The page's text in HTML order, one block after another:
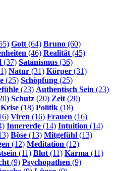
Gott(64) Bruno (60)
(46) Realität(45)
(37) Satanismus (36)
Natur (31) Körper (31)
(25) Schöpfung (25)
(23) Authentisch Sein (23)
Schutz (20) Zeit(20)
Krise (18) Politik (18)
Viren (16) Frauen (16)
Innererde (14) Intuition (14)
Böse (13) Mitgefühl (13)
(12) Meditation (12)
(11) Blut(11) Karma (11)
(9) Psychopathen (9)